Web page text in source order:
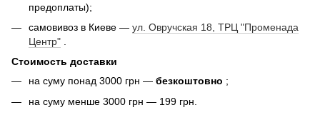
предоплаты);
самовивоз в Киеве — ул. Овручская 18, ТРЦ "Променада
Центр"
Стоимость доставки
на суму понад 3000 грн — безкоштовно ;
на суму менше 3000 грн — 199 грн.